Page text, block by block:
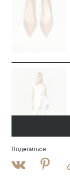
Поделиться: